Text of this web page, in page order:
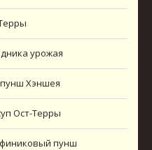
урожая
Хэншея
Ост-Терры
пунш